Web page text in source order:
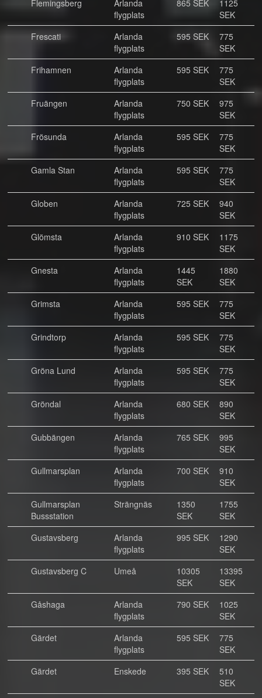
Flemingsberg
Arlanda
flygplats
865 SEK
1125
SEK
Frescati
Arlanda
flygplats
595 SEK
775
SEK
Frihamnen
Arlanda
flygplats
595 SEK
775
SEK
Fruängen
Arlanda
flygplats
750 SEK
975
SEK
Frösunda
Arlanda
flygplats
595 SEK
775
SEK
Gamla Stan
Arlanda
flygplats
595 SEK
775
SEK
Globen
Arlanda
flygplats
725 SEK
940
SEK
Glömsta
Arlanda
flygplats
910 SEK
1175
SEK
Gnesta
Arlanda
flygplats
1445
SEK
1880
SEK
Grimsta
Arlanda
flygplats
595 SEK
775
SEK
Grindtorp
Arlanda
flygplats
595 SEK
775
SEK
Gröna Lund
Arlanda
flygplats
595 SEK
775
SEK
Gröndal
Arlanda
flygplats
680 SEK
890
SEK
Gubbängen
Arlanda
flygplats
765 SEK
995
SEK
Gullmarsplan
Arlanda
flygplats
700 SEK
910
SEK
Gullmarsplan
Bussstation
Strängnäs
1350
SEK
1755
SEK
Gustavsberg
Arlanda
flygplats
995 SEK
1290
SEK
Gustavsberg C
Umeå
10305
SEK
13395
SEK
Gåshaga
Arlanda
flygplats
790 SEK
1025
SEK
Gärdet
Arlanda
flygplats
595 SEK
775
SEK
Gärdet
Enskede 395 SEK
510
SEK